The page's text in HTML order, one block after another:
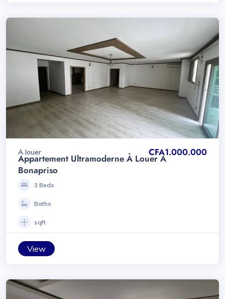
A louer CFA1.000.000
Appartement Ultramoderne À Louer À
Bonapriso
3 Beds
Baths
sqft
View